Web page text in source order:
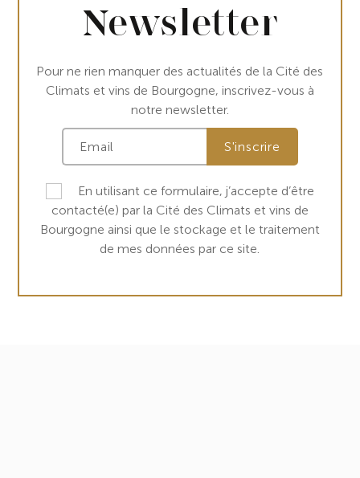
Newsletter
Pour ne rien manquer des actualités de la Cité des
Climats et vins de Bourgogne, inscrivez-vous à
notre newsletter.
En utilisant ce formulaire, j’accepte d’être
contacté(e) par la Cité des Climats et vins de
Bourgogne ainsi que le stockage et le traitement
de mes données par ce site.